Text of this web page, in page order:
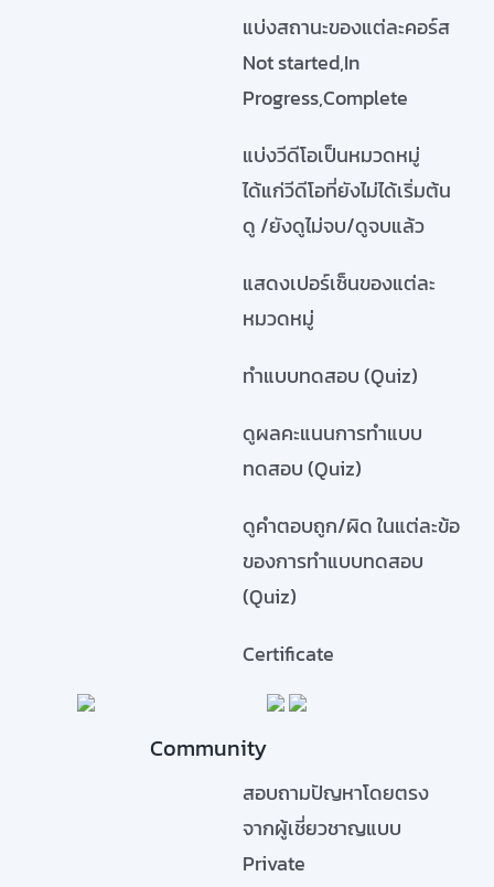
แบ่งสถานะของแต่ละคอร์ส
Not started,In
Progress,Complete
แบ่งวีดีโอเป็นหมวดหมู่
ได้แก่วีดีโอที่ยังไม่ได้เริ่มต้น
ดู /ยังดูไม่จบ/ดูจบแล้ว
แสดงเปอร์เซ็นของแต่ละ
หมวดหมู่
ทำแบบทดสอบ (Quiz)
ดูผลคะแนนการทำแบบ
ทดสอบ (Quiz)
ดูคำตอบถูก/ผิด ในแต่ละข้อ
ของการทำแบบทดสอบ
(Quiz)
Certificate
Community
สอบถามปัญหาโดยตรง
จากผู้เชี่ยวชาญแบบ
Private